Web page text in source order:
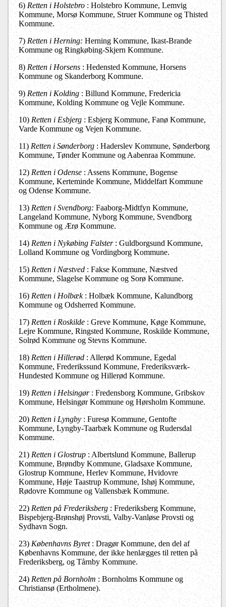
6)Retten i Holstebro: Holstebro Kommune, Lemvig
Kommune, Morsø Kommune, Struer Kommune og Thisted
Kommune.
7)Retten i Herning:Herning Kommune, Ikast-Brande
Kommune og Ringkøbing-Skjern Kommune.
8)Retten i Horsens: Hedensted Kommune, Horsens
Kommune og Skanderborg Kommune.
9) Retten i Kolding: Billund Kommune, Fredericia
Kommune, Kolding Kommune og Vejle Kommune.
10)Retten i Esbjerg: Esbjerg Kommune, Fanø Kommune,
Varde Kommune og Vejen Kommune.
11)Retten i Sønderborg: Haderslev Kommune, Sønderborg
Kommune, Tønder Kommune og Aabenraa Kommune.
12)Retten i Odense: Assens Kommune, Bogense
Kommune, Kerteminde Kommune, Middelfart Kommune
og Odense Kommune.
13)Retten i Svendborg: Faaborg-Midtfyn Kommune,
Langeland Kommune, Nyborg Kommune, Svendborg
Kommune og Ærø Kommune.
14)Retten i Nykøbing Falster: Guldborgsund Kommune,
Lolland Kommune og Vordingborg Kommune.
15) Retten i Næstved: Fakse Kommune, Næstved
Kommune, Slagelse Kommune og Sorø Kommune.
16)Retten i Holbæk: Holbæk Kommune, Kalundborg
Kommune og Odsherred Kommune.
17)Retten i Roskilde: Greve Kommune, Køge Kommune,
Lejre Kommune, Ringsted Kommune, Roskilde Kommune,
Solrød Kommune og Stevns Kommune.
18)Retten i Hillerød: Allerød Kommune, Egedal
Kommune, Frederikssund Kommune, Frederiksværk-
Hundested Kommune og Hillerød Kommune.
19)Retten i Helsingør: Fredensborg Kommune, Gribskov
Kommune, Helsingør Kommune og Hørsholm Kommune.
20)Retten i Lyngby : Furesø Kommune, Gentofte
Kommune, Lyngby-Taarbæk Kommune og Rudersdal
Kommune.
21)Retten i Glostrup : Albertslund Kommune, Ballerup
Kommune, Brøndby Kommune, Gladsaxe Kommune,
Glostrup Kommune, Herlev Kommune, Hvidovre
Kommune, Høje Taastrup Kommune, Ishøj Kommune,
Rødovre Kommune og Vallensbæk Kommune.
22)Retten på Frederiksberg : Frederiksberg Kommune,
Bispebjerg-Brønshøj Provsti, Valby-Vanløse Provsti og
Sydhavn Sogn.
23)Københavns Byret : Dragør Kommune, den del af
Københavns Kommune, der ikke henlægges til retten på
Frederiksberg, og Tårnby Kommune.
24)Retten på Bornholm: Bornholms Kommune og
Christiansø (Ertholmene).